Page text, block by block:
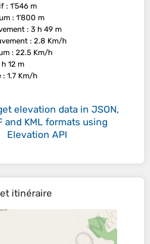
: 1’546 m
: 1’800 m
: 3 h 49 m
: 2.8 Km/h
: 22.5 Km/h
h 12 m
: 1.7 Km/h
elevation data in JSON,
and KML formats using
Elevation API
itinéraire